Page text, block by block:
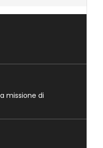
missione di